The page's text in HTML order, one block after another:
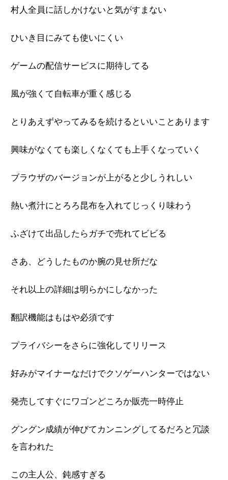
村人全員に話しかけないと気がすまない
ひいき目にみても使いにくい
ゲームの配信サービスに期待してる
風が強くて自転車が重く感じる
とりあえずやってみるを続けるといいことあります
興味がなくても楽しくなくても上手くなっていく
ブラウザのバージョンが上がると少しうれしい
熱い煮汁にとろろ昆布を入れてじっくり味わう
ふざけて出品したらガチで売れてビビる
さあ、どうしたものか腕の見せ所だな
それ以上の詳細は明らかにしなかった
翻訳機能はもはや必須です
プライバシーをさらに強化してリリース
好みがマイナーなだけでクソゲーハンターではない
発売してすぐにワゴンどころか販売一時停止
グングン成績が伸びてカンニングしてるだろと冗談
を言われた
この主人公、鈍感すぎる